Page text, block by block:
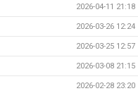
2026-04-11 21:18
2026-03-26 12:24
2026-03-25 12:57
2026-03-08 21:15
2026-02-28 23:20